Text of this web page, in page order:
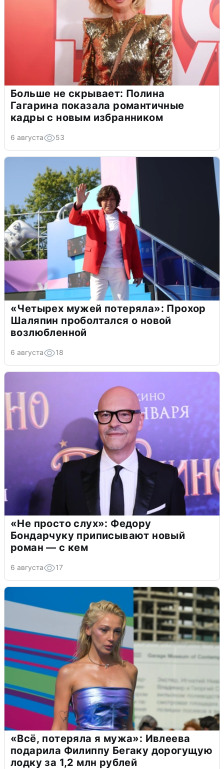
Больше не скрывает: Полина
Гагарина показала романтичные
кадры с новым избранником
6 августа 53
«Четырех мужей потеряла»: Прохор
Шаляпин проболтался о новой
возлюбленной
6 августа 18
«Не просто слух»: Федору
Бондарчуку приписывают новый
роман — с кем
6 августа 17
«Всё, потеряла я мужа»: Ивлеева
подарила Филиппу Бегаку дорогущую
лодку за 1,2 млн рублей